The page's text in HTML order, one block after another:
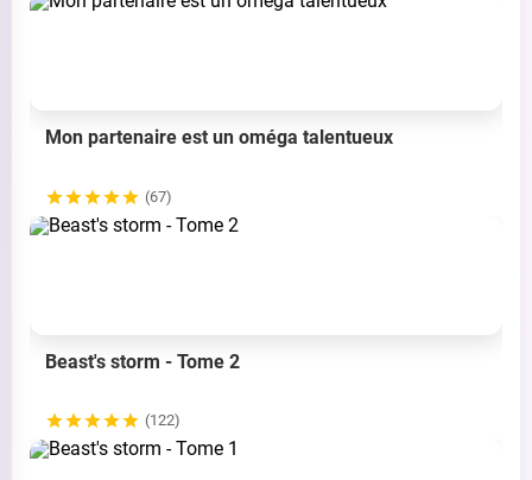
Mon partenaire est un oméga talentueux
(67)
Beast's storm - Tome 2
(122)